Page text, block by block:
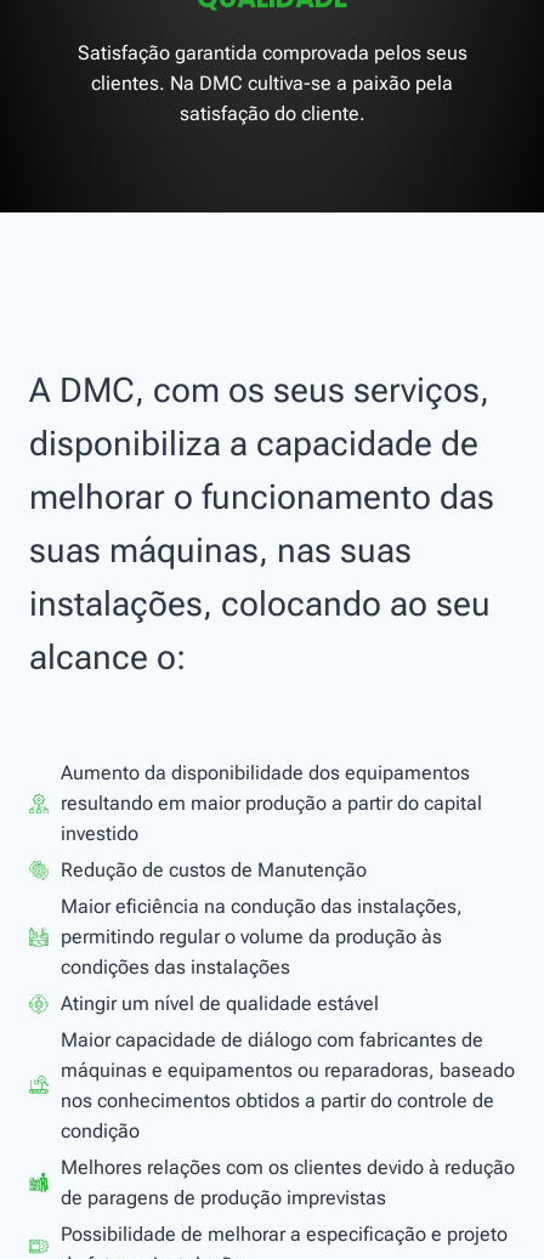
Satisfação garantida comprovada pelos seus
clientes. Na DMC cultiva-se a paixão pela
satisfação do cliente.
A DMC, com os seus serviços,
disponibiliza a capacidade de
melhorar o funcionamento das
suas máquinas, nas suas
instalações, colocando ao seu
alcance o:
Aumento da disponibilidade dos equipamentos
resultando em maior produção a partir do capital
investido
Redução de custos de Manutenção
Maior eficiência na condução das instalações,
permitindo regular o volume da produção às
condições das instalações
Atingir um nível de qualidade estável
Maior capacidade de diálogo com fabricantes de
máquinas e equipamentos ou reparadoras, baseado
nos conhecimentos obtidos a partir do controle de
condição
Melhores relações com os clientes devido à redução
de paragens de produção imprevistas
Possibilidade de melhorar a especificação e projeto